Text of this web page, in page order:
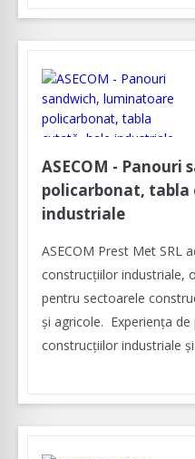
ASECOM -
policarbonat, tabla
industriale
ASECOM Prest Met SRL
construcțiilor industriale,
pentru sectoarele
și agricole. Experiența
construcțiilor industriale